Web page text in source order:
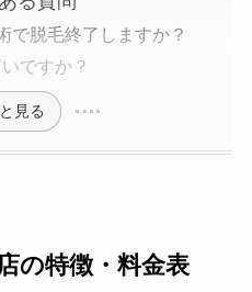
で脱毛終了しますか？
ですか？
見る
の特徴・料金表